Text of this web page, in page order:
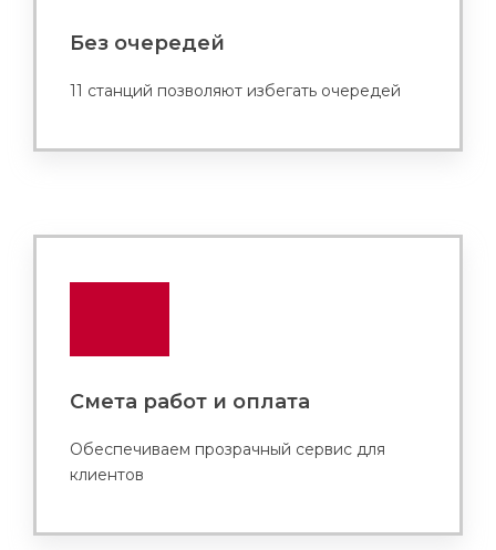
Без очередей
11 станций позволяют избегать очередей
Смета работ и оплата
Обеспечиваем прозрачный сервис для
клиентов